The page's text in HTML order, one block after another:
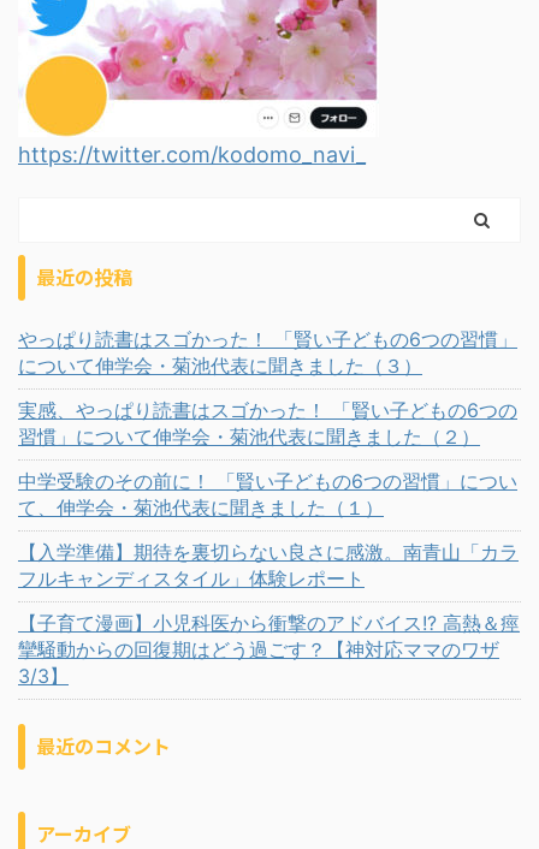
https://twitter.com/kodomo_navi_
最近の投稿
やっぱり読書はスゴかった！ 「賢い子どもの6つの習慣」
について伸学会・菊池代表に聞きました（３）
実感、やっぱり読書はスゴかった！ 「賢い子どもの6つの
習慣」について伸学会・菊池代表に聞きました（２）
中学受験のその前に！ 「賢い子どもの6つの習慣」につい
て、伸学会・菊池代表に聞きました（１）
【入学準備】期待を裏切らない良さに感激。南青山「カラ
フルキャンディスタイル」体験レポート
【子育て漫画】小児科医から衝撃のアドバイス!? 高熱＆痙
攣騒動からの回復期はどう過ごす？【神対応ママのワザ
3/3】
最近のコメント
アーカイブ